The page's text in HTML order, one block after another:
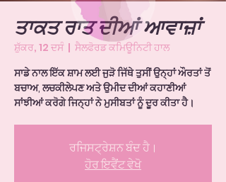
ਤਾਕਤ ਰਾਤ ਦੀਆਂ ਆਵਾਜ਼ਾਂ
ਸ਼ੁੱਕਰ, 12 ਦਸੰ
  |
ਸੈਲਫੋਰਡ ਕਮਿਊਨਿਟੀ ਹਾਲ
ਸਾਡੇ ਨਾਲ ਇੱਕ ਸ਼ਾਮ ਲਈ ਜੁੜੋ ਜਿੱਥੇ ਤੁਸੀਂ ਉਨ੍ਹਾਂ ਔਰਤਾਂ ਤੋਂ
ਬਚਾਅ, ਲਚਕੀਲੇਪਣ ਅਤੇ ਉਮੀਦ ਦੀਆਂ ਕਹਾਣੀਆਂ
ਸਾਂਝੀਆਂ ਕਰੋਗੇ ਜਿਨ੍ਹਾਂ ਨੇ ਮੁਸੀਬਤਾਂ ਨੂੰ ਦੂਰ ਕੀਤਾ ਹੈ।
ਰਜਿਸਟ੍ਰੇਸ਼ਨ ਬੰਦ ਹੈ।
ਹੋਰ ਇਵੈਂਟ ਵੇਖੋ